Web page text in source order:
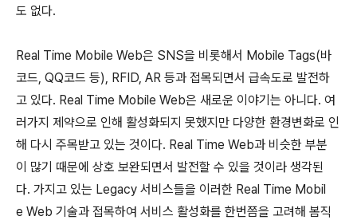
도 없다.
Real Time Mobile Web은 SNS을 비롯해서 Mobile Tags(바
코드, QQ코드 등), RFID, AR 등과 접목되면서 급속도로 발전하
고 있다. Real Time Mobile Web은 새로운 이야기는 아니다. 여
러가지 제약으로 인해 활성화되지 못했지만 다양한 환경변화로 인
해 다시 주목받고 있는 것이다. Real Time Web과 비슷한 부분
이 많기 때문에 상호 보완되면서 발전할 수 있을 것이라 생각된
다. 가지고 있는 Legacy 서비스들을 이러한 Real Time Mobil
e Web 기술과 접목하여 서비스 활성화를 한번쯤을 고려해 봄직